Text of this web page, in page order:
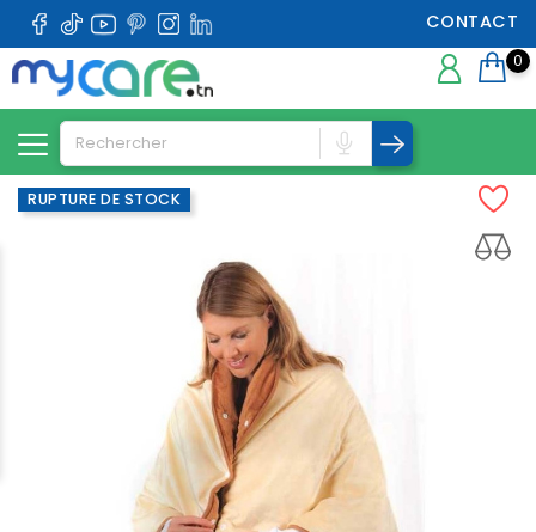
CONTACT
0
RUPTURE DE STOCK